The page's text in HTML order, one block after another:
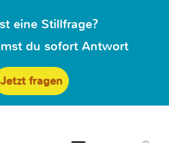
eine Stillfrage?
du sofort Antwort
Jetzt fragen